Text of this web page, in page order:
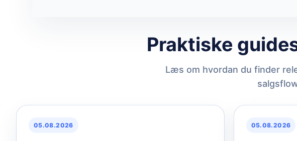
Praktiske
Læs om hvordan du finder
05.08.2026 05.08.2026